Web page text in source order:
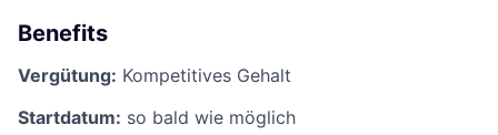
Benefits
Vergütung: Kompetitives Gehalt
Startdatum: so bald wie möglich